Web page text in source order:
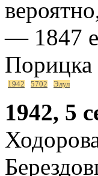
— 1847
Порицка
1942 5702 Элул
1942, 5